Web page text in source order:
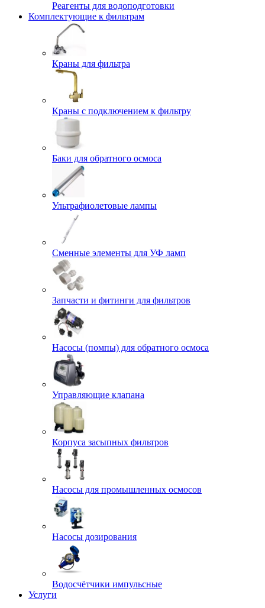
Реагенты для водоподготовки
Комплектующие к фильтрам
Краны для фильтра
Краны с подключением к фильтру
Баки для обратного осмоса
Ультрафиолетовые лампы
Сменные элементы для УФ ламп
Запчасти и фитинги для фильтров
Насосы (помпы) для обратного осмоса
Управляющие клапана
Корпуса засыпных фильтров
Насосы для промышленных осмосов
Насосы дозирования
Водосчётчики импульсные
Услуги